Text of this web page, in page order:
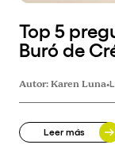
Top 5
Buró de
Autor:Karen Luna•
Leer más